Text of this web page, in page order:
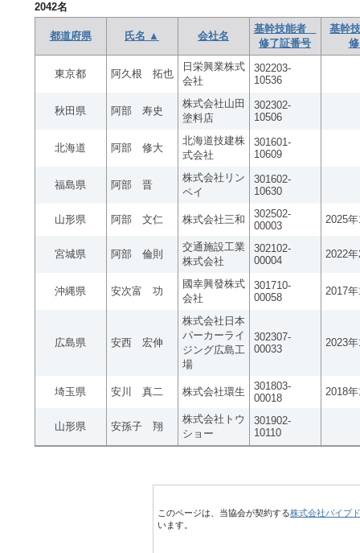
2042名
都道府県 氏名 ▲ 会社名
基幹技能者
修了証番号
基幹
東京都 阿久根 拓也
日栄興業株式
会社
302203-
10536
秋田県 阿部 寿史
株式会社山田
塗料店
302302-
10506
北海道 阿部 修大
北海道技建株
式会社
301601-
10609
福島県 阿部 晋
株式会社リン
ペイ
301602-
10630
山形県 阿部 文仁 株式会社三和
302502-
00003
2025
宮城県 阿部 倫則
交通施設工業
株式会社
302102-
00004
2022
沖縄県 安次富 功
國幸興發株式
会社
301710-
00058
2017
広島県 安西 宏伸
株式会社日本
パーカーライ
ジング広島工
場
302307-
00033
2023
埼玉県 安川 真二 株式会社環生
301803-
00018
2018
山形県 安孫子 翔
株式会社トウ
ショー
301902-
10110
このページは、当協会が契約する株式会社パイプ
います。